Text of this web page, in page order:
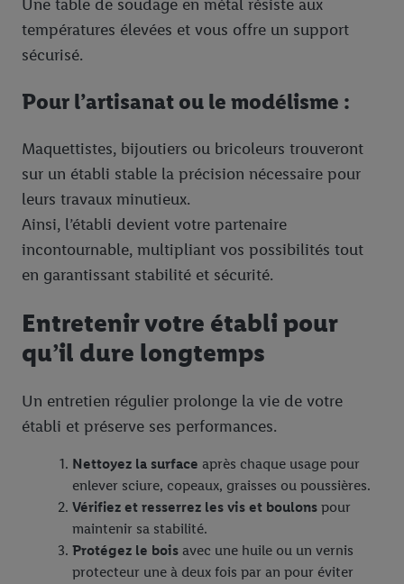
Une table de soudage en métal résiste aux
températures élevées et vous offre un support
sécurisé.
Pour l’artisanat ou le modélisme :
Maquettistes, bijoutiers ou bricoleurs trouveront
sur un établi stable la précision nécessaire pour
leurs travaux minutieux.
Ainsi, l’établi devient votre partenaire
incontournable, multipliant vos possibilités tout
en garantissant stabilité et sécurité.
Entretenir votre établi pour
qu’il dure longtemps
Un entretien régulier prolonge la vie de votre
établi et préserve ses performances.
Nettoyez la surface après chaque usage pour
enlever sciure, copeaux, graisses ou poussières.
Vérifiez et resserrez les vis et boulons pour
maintenir sa stabilité.
Protégez le bois avec une huile ou un vernis
protecteur une à deux fois par an pour éviter